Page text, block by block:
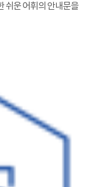
쉬운 어휘의 안내문을